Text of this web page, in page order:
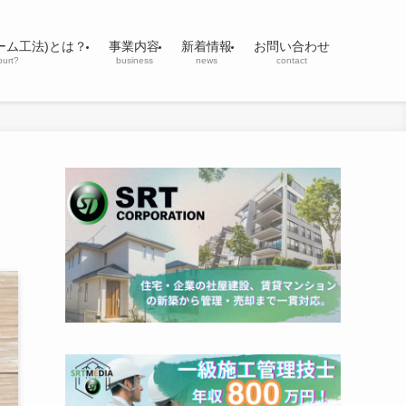
ム工法)とは？ 事業内容
business
新着情報
news
お問い合わせ
contact